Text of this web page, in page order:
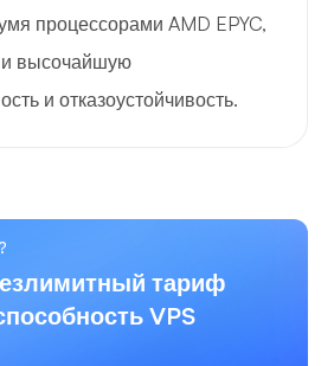
процессорами AMD EPYC,
высочайшую
и отказоустойчивость.
тариф
VPS